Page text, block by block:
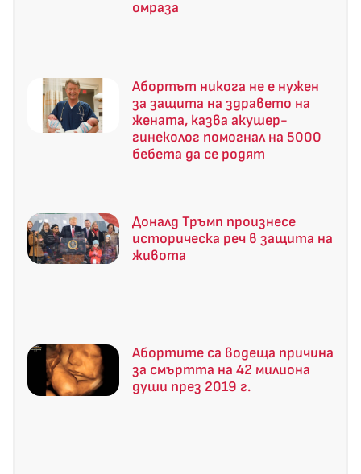
омраза
Абортът никога не е нужен
за защита на здравето на
жената, казва акушер-
гинеколог помогнал на 5000
бебета да се родят
Доналд Тръмп произнесе
историческа реч в защита на
живота
Абортите са водеща причина
за смъртта на 42 милиона
души през 2019 г.